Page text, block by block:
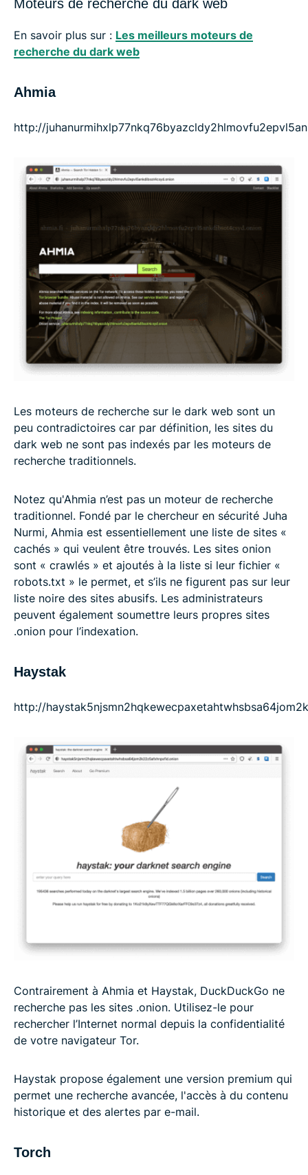
Moteurs de recherche du dark web
En savoir plus sur : Les meilleurs moteurs de
recherche du dark web
Ahmia
http://
Les moteurs de recherche sur le dark web sont un
peu contradictoires car par définition, les sites du
dark web ne sont pas indexés par les moteurs de
recherche traditionnels.
Notez qu'Ahmia n’est pas un moteur de recherche
traditionnel. Fondé par le chercheur en sécurité Juha
Nurmi, Ahmia est essentiellement une liste de sites «
cachés » qui veulent être trouvés. Les sites onion
sont « crawlés » et ajoutés à la liste si leur fichier «
robots.txt » le permet, et s’ils ne figurent pas sur leur
liste noire des sites abusifs. Les administrateurs
peuvent également soumettre leurs propres sites
.onion pour l’indexation.
Haystak
http://
Contrairement à Ahmia et Haystak, DuckDuckGo ne
recherche pas les sites .onion. Utilisez-le pour
rechercher l’Internet normal depuis la confidentialité
de votre navigateur Tor.
Haystak propose également une version premium qui
permet une recherche avancée, l'accès à du contenu
historique et des alertes par e-mail.
Torch